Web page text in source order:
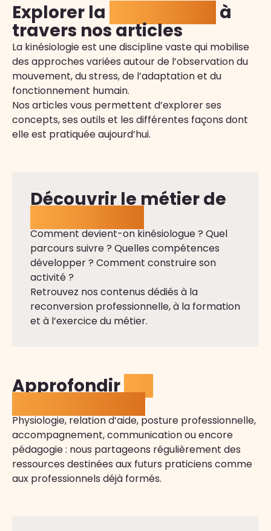
Explorer la à
travers nos articles
La kinésiologie est une discipline vaste qui mobilise
des approches variées autour de l’observation du
mouvement, du stress, de l’adaptation et du
fonctionnement humain.
Nos articles vous permettent d’explorer ses
concepts, ses outils et les différentes façons dont
elle est pratiquée aujourd’hui.
Découvrir le métier de
Comment devient-on kinésiologue ? Quel
parcours suivre ? Quelles compétences
développer ? Comment construire son
activité ?
Retrouvez nos contenus dédiés à la
reconversion professionnelle, à la formation
et à l’exercice du métier.
Approfondirses
Physiologie, relation d’aide, posture professionnelle,
accompagnement, communication ou encore
pédagogie : nous partageons régulièrement des
ressources destinées aux futurs praticiens comme
aux professionnels déjà formés.